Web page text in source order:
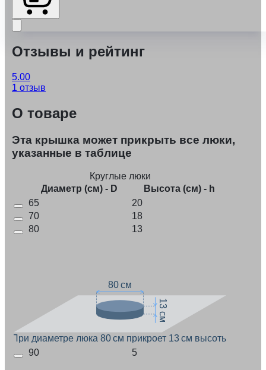
Отзывы и рейтинг
5.00
1 отзыв
О товаре
Эта крышка может прикрыть все люки,
указанные в таблице
Круглые люки
Диаметр (см) - D
Высота (см) - h
65
20
70
18
80
13
80 см
13 см
При диаметре люка 80 см прикроет 13 см высоты
90 5